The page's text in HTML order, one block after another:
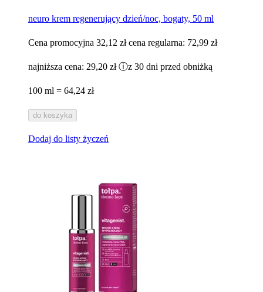
neuro krem regenerujący dzień/noc, bogaty, 50 ml
Cena promocyjna 32,12 zł cena regularna: 72,99 zł
najniższa cena: 29,20 zł ⓘz 30 dni przed obniżką
100 ml = 64,24 zł
do koszyka
Dodaj do listy życzeń